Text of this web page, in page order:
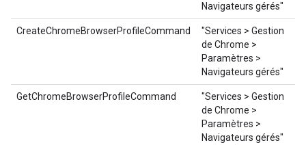
Navigateurs gérés"
CreateChromeBrowserProfileCommand
"Services > Gestion
de Chrome >
Paramètres >
Navigateurs gérés"
GetChromeBrowserProfileCommand
"Services > Gestion
de Chrome >
Paramètres >
Navigateurs gérés"